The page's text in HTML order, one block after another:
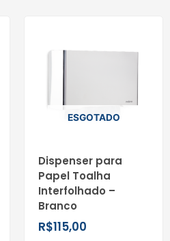
ESGOTADO
Dispenser para
Papel Toalha
Interfolhado –
Branco
R$115,00